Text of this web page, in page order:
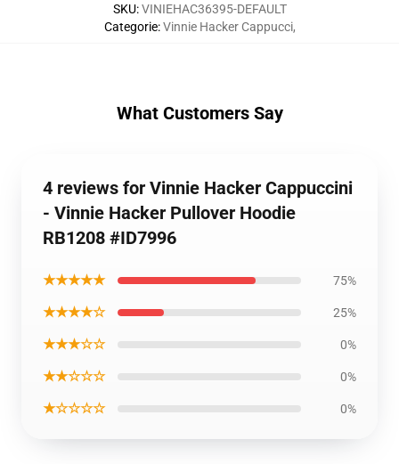
SKU:VINIEHAC36395-DEFAULT
Categorie:Vinnie Hacker Cappucci,
What Customers Say
4 reviews for Vinnie Hacker Cappuccini
- Vinnie Hacker Pullover Hoodie
RB1208 #ID7996
★★★★★ 75%
★★★★☆ 25%
★★★☆☆ 0%
★★☆☆☆ 0%
★☆☆☆☆ 0%